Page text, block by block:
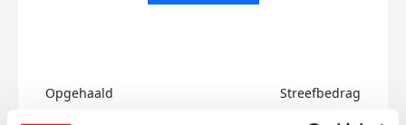
Opgehaald Streefbedrag